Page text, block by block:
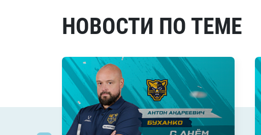
НОВОСТИ ПО ТЕМЕ